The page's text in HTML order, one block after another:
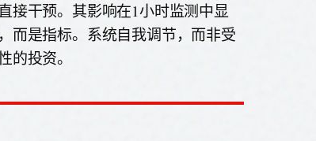
接干预。其影响在1小时监测中显
而是指标。系统自我调节，而非受
的投资。